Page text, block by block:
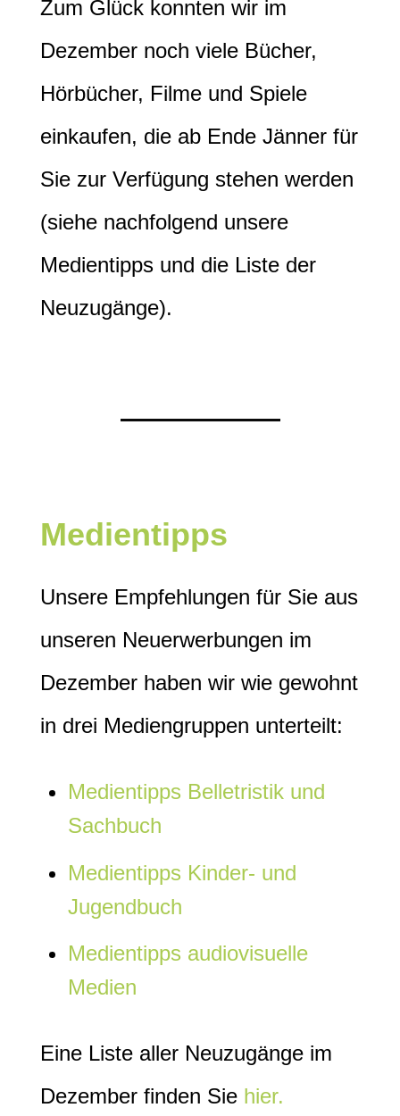
Zum Glück konnten wir im
Dezember noch viele Bücher,
Hörbücher, Filme und Spiele
einkaufen, die ab Ende Jänner für
Sie zur Verfügung stehen werden
(siehe nachfolgend unsere
Medientipps und die Liste der
Neuzugänge).
Medientipps
Unsere Empfehlungen für Sie aus
unseren Neuerwerbungen im
Dezember haben wir wie gewohnt
in drei Mediengruppen unterteilt:
Medientipps Belletristik und
Sachbuch
Medientipps Kinder- und
Jugendbuch
Medientipps audiovisuelle
Medien
Eine Liste aller Neuzugänge im
Dezember finden Sie hier.